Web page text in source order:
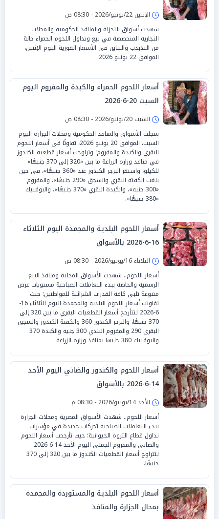
الإثنين 22/يونيو/2026 - 08:30 ص
شهدت أسواق التجزئة والمنافذ الحكومية والمحلات
التجارية المتخصصة في بيع وتداول اللحوم الحمراء حالة
من التذبذب والتباين في الأسعار الفورية اليوم الإثنين،
الموافق 22 يونيو 2026.
أسعار اللحوم الحمراء والكبدة والمفروم اليوم
السبت 20-6-2026
السبت 20/يونيو/2026 - 08:30 ص
سجلت الأسواق والمنافذ الحكومية ومحلات الجزارة اليوم
السبت، الموافق 20 يونيو 2026، تفاوتًا في أسعار اللحوم
البقري والكبدة والمفروم؛ وتراوحت أسعار قطعية الكندوز
في منافذ وزارة الزراعة ما بين «320 إلى 370 جنيهًا»
للكيلو، واستقر البرجر الكندوز عند «360 جنيهًا»، في حين
بلغت الكفتة البقري والسجق «290 جنيهًا»، والمفروم
«300 جنيه»، والكبدة البقري «370 جنيهًا»، والبوفتيك
«380 جنيهًا».
أسعار اللحوم البلدية والمجمدة اليوم الثلاثاء
16-6-2026 بالأسواق
الثلاثاء 16/يونيو/2026 - 08:30 ص
أسعار اللحوم.. شهدت الأسواق المحلية ومنافذ البيع
الرسمية والخاصة ببدء التعاملات الصباحية مستويات عرض
متنوعة تلبي كافة القدرات الشرائية للمواطنين؛ حيث
تفاوتت أسعار اللحوم البلدية والمجمدة اليوم الثلاثاء 16-
6-2026 لتتأرجح أسعار القطعيات البقري ما بين 320 إلى
370 جنيهًا، والبرجر الكندوز 360 والكفتة الكندوز والسجق
البقري 290 والمفروم البلدي 300 جنيه والكبدة 370
والبوفتيك 380 جنيها بمنافذ وزارة الزراعة
أسعار اللحوم والكندوز والضاني اليوم الأحد
14-6-2026 بالأسواق
الأحد 14/يونيو/2026 - 08:30 م
أسعار اللحوم.. شهدت الأسواق المصرية ومحلات الجزارة
ببدء التعاملات الصباحية تحركات جديدة في مؤشرات
تداول قطاع الثروة الحيوانية؛ حيث تأرجحت أسعار اللحوم
والضاني والمفروم الجملي اليوم الأحد 14-6-2026
لتتراوح أسعار القطعيات الكندوز ما بين 320 إلى 370
جنيهًا.
أسعار اللحوم البلدية والمستوردة والمجمدة
بمحال الجزارة والمنافذ